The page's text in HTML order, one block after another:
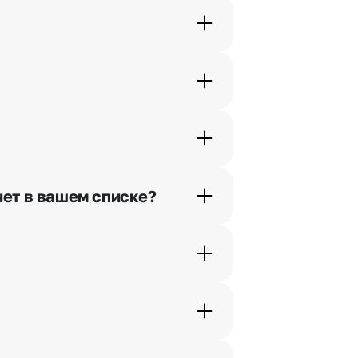
в вашем списке?